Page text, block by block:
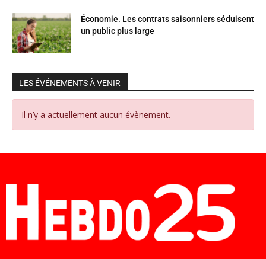
Économie. Les contrats saisonniers séduisent
un public plus large
LES ÉVÉNEMENTS À VENIR
Il n’y a actuellement aucun évènement.